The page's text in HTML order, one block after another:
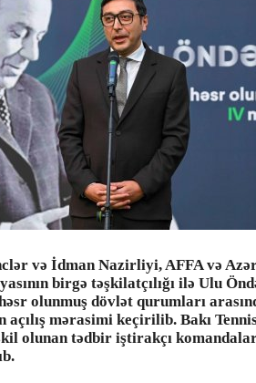
və İdman Nazirliyi, AFFA və
birgə təşkilatçılığı ilə Ulu
olunmuş dövlət qurumları
mərasimi keçirilib. Bakı
olunan tədbir iştirakçı